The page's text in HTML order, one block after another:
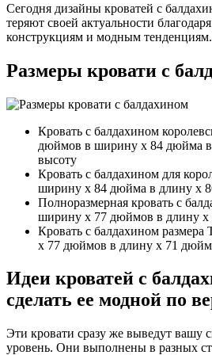
Сегодня дизайны кроватей с
теряют своей актуальности
конструкциям и модным тенденциям.
Размеры кровати с
Кровать с балдахином
дюймов в ширину x 84 дюйма
высоту
Кровать с балдахином для
ширину x 84 дюйма в длину x
Полноразмерная кровать с
ширину x 77 дюймов в длину x
Кровать с балдахином
x 77 дюймов в длину x 71
Идеи кроватей с
сделать ее модной по
Эти кровати сразу же выведут вашу
уровень. Они выполнены в разных